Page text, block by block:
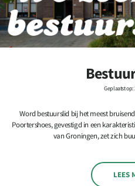
Geplaatst op:
Word bestuurslid bij het meest
Poortershoes, gevestigd in een
van Groningen, zet zich
LEES